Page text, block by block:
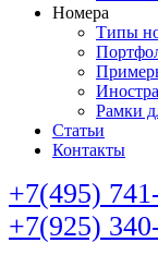
Номера
Типы
Рамки
Статьи
Контакты
+7(495)
+7(925)